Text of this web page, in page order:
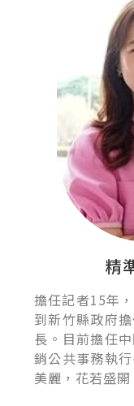
精
擔任記者15年
到新竹縣政府
長。目前擔任
銷公共事務執
美麗，花若盛開